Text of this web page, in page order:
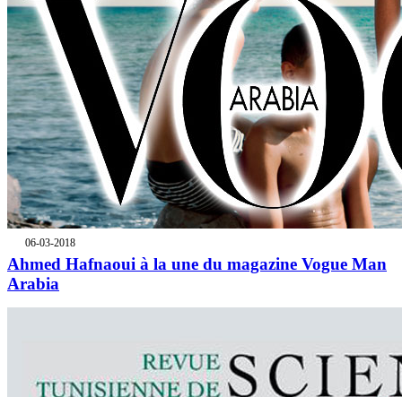
06-03-2018
Ahmed Hafnaoui à la une du magazine Vogue Man
Arabia